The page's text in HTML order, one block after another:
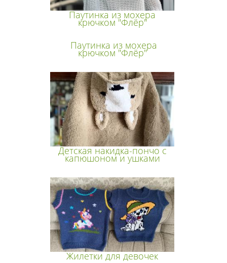
Паутинка из мохера
крючком "Флёр"
Паутинка из мохера
крючком "Флёр"
Детская накидка-пончо с
капюшоном и ушками
Жилетки для девочек